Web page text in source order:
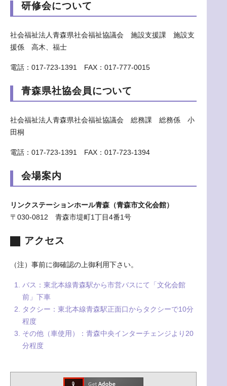
研修会について
社会福祉法人青森県社会福祉協議会 施設支援課 施設支
援係 高木、福士
電話：017-723-1391 FAX：017-777-0015
青森県社協会員について
社会福祉法人青森県社会福祉協議会 総務課 総務係 小
田桐
電話：017-723-1391 FAX：017-723-1394
会場案内
リンクステーションホール青森（青森市文化会館）
〒030-0812 青森市堤町1丁目4番1号
アクセス
（注）事前に御確認の上御利用下さい。
バス：東北本線青森駅から市営バスにて「文化会館
前」下車
タクシー：東北本線青森駅正面口からタクシーで10分
程度
その他（車使用）：青森中央インターチェンジより20
分程度